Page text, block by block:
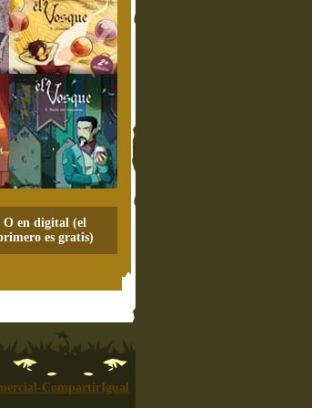
O en digital (el
es gratis)
CompartirIgual